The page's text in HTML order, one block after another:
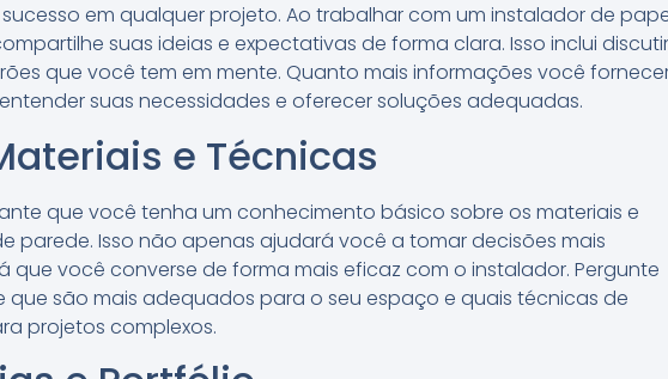
em qualquer projeto. Ao trabalhar com um instalador de
suas ideias e expectativas de forma clara. Isso inclui
que você tem em mente. Quanto mais informações você
suas necessidades e oferecer soluções adequadas.
e Técnicas
que você tenha um conhecimento básico sobre os materiais e
parede. Isso não apenas ajudará você a tomar decisões mais
que você converse de forma mais eficaz com o instalador. Pergunte
são mais adequados para o seu espaço e quais técnicas de
projetos complexos.